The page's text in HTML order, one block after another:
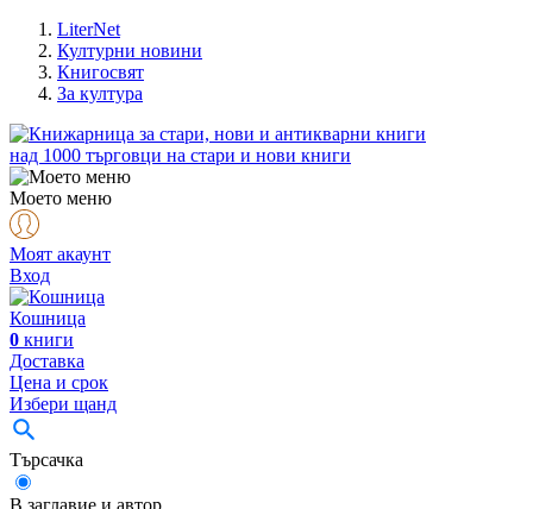
LiterNet
Културни новини
Книгосвят
За култура
над 1000 търговци на стари и нови книги
Моето меню
Моят акаунт
Вход
Кошница
0 книги
Доставка
Цена и срок
Избери щанд
Търсачка
В заглавие и автор